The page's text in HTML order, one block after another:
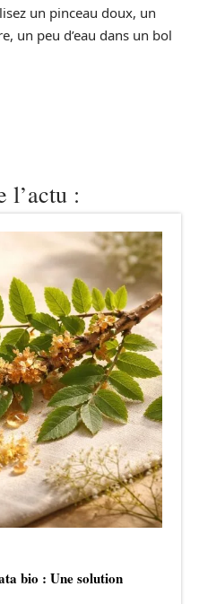
un pinceau doux, un
un peu d’eau dans un bol
l’actu :
bio : Une solution